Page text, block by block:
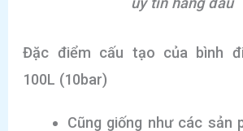
Đặc điểm cấu tạo của bình
100L (10bar)
Cũng giống như các sản